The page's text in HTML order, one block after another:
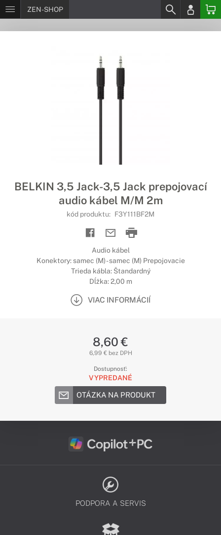
ZEN-SHOP
BELKIN 3,5 Jack-3,5 Jack prepojovací
audio kábel M/M 2m
kód produktu: F3Y111BF2M
Audio kábel
Konektory: samec (M) - samec (M) Prepojovacie
Trieda kábla: Štandardný
Dĺžka: 2,00 m
VIAC INFORMÁCIÍ
8,60 €
6,99 € bez DPH
Dostupnosť:
VYPREDANÉ
OTÁZKA NA PRODUKT
PODPORA A SERVIS